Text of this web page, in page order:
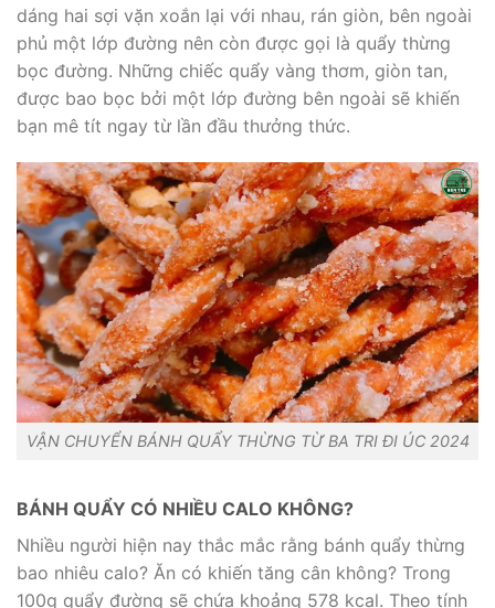
dáng hai sợi vặn xoắn lại với nhau, rán giòn, bên ngoài
phủ một lớp đường nên còn được gọi là quẩy thừng
bọc đường. Những chiếc quẩy vàng thơm, giòn tan,
được bao bọc bởi một lớp đường bên ngoài sẽ khiến
bạn mê tít ngay từ lần đầu thưởng thức.
VẬN CHUYỂN BÁNH QUẨY THỪNG TỪ BA TRI ĐI ÚC 2024
BÁNH QUẨY CÓ NHIỀU CALO KHÔNG?
Nhiều người hiện nay thắc mắc rằng bánh quẩy thừng
bao nhiêu calo? Ăn có khiến tăng cân không? Trong
100g quẩy đường sẽ chứa khoảng 578 kcal. Theo tính